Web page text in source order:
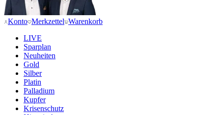
Konto Merkzettel Warenkorb
LIVE
Sparplan
Neuheiten
Gold
Silber
Platin
Palladium
Kupfer
Krisenschutz